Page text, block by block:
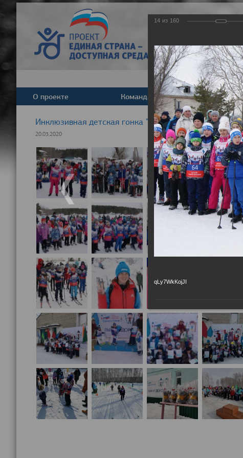
О проекте Команда Новости
Инклюзивная детская гонка "Лыжня здоровья" 2020
20.03.2020
14 из 160
qLy7WkKojJI